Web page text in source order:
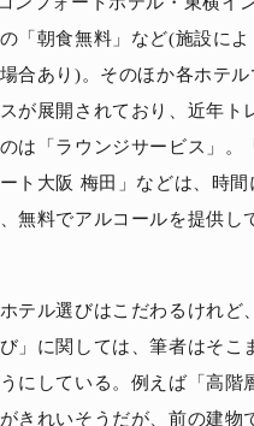
「朝食無料」など(施設によ
合あり)。そのほか各ホテル
が展開されており、近年ト
は「ラウンジサービス」。
ト大阪 梅田」などは、時間
無料でアルコールを提供し
テル選びはこだわるけれど
」に関しては、筆者はそこ
にしている。例えば「高階
きれいそうだが、前の建物